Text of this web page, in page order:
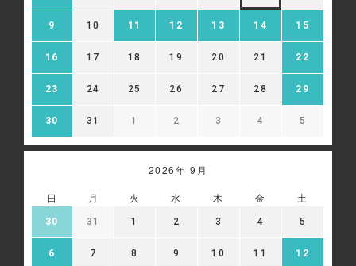
9 10 11 12 13 14 15
16 17 18 19 20 21 22
23 24 25 26 27 28 29
30 31 1 2 3 4 5
2026年 9月
日 月 火 水 木 金 土
30 31 1 2 3 4 5
6 7 8 9 10 11 12